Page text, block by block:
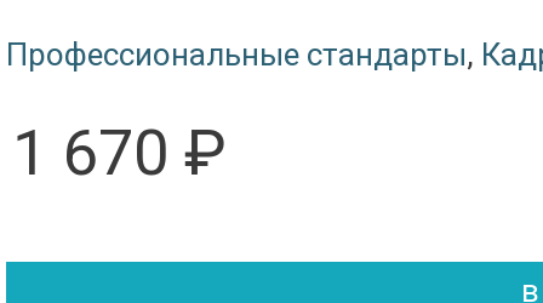
Профессиональные стандарты,
1 670 ₽